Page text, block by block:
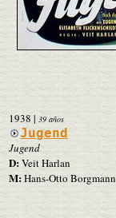
1938 | 39 años
Jugend
Jugend
D:Veit Harlan
M:Hans-Otto Borgmann